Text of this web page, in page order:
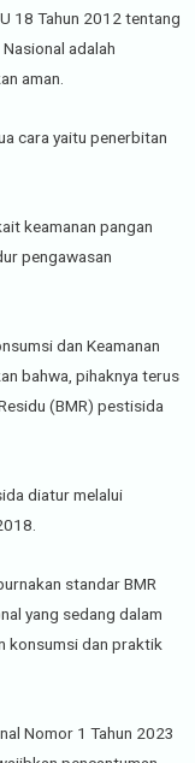
18 Tahun 2012 tentang
adalah
aman.
cara yaitu penerbitan
keamanan pangan
pengawasan
dan Keamanan
bahwa, pihaknya terus
(BMR) pestisida
diatur melalui
standar BMR
yang sedang dalam
konsumsi dan praktik
Nomor 1 Tahun 2023